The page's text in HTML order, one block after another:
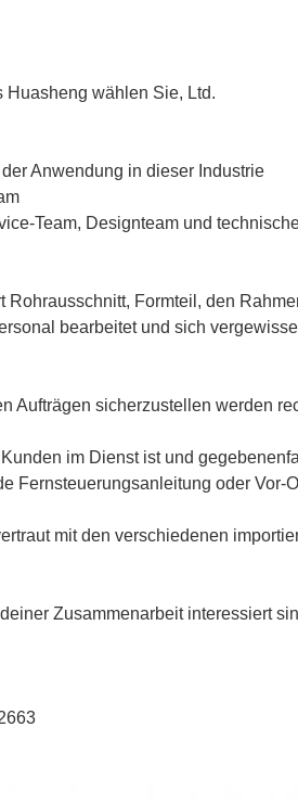
Huasheng wählen Sie, Ltd.
Anwendung in dieser Industrie
Team, Designteam und
Formteil, den
bearbeitet und sich
Aufträgen sicherzustellen werden
im Dienst ist und
Fernsteuerungsanleitung oder Vor-
mit den verschiedenen
Zusammenarbeit interessiert